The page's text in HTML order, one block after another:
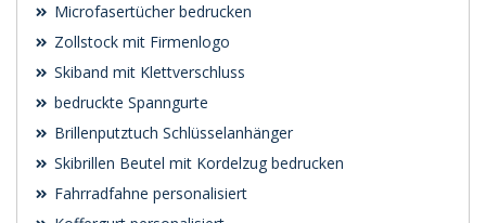
Microfasertücher bedrucken
Zollstock mit Firmenlogo
Skiband mit Klettverschluss
bedruckte Spanngurte
Brillenputztuch Schlüsselanhänger
Skibrillen Beutel mit Kordelzug bedrucken
Fahrradfahne personalisiert